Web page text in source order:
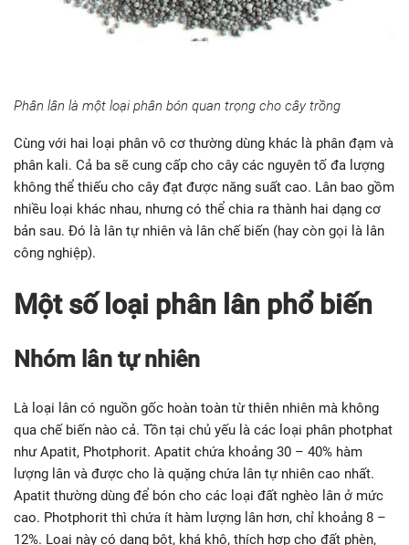
Phân lân là một loại phân bón quan trọng cho cây trồng
Cùng với hai loại phân vô cơ thường dùng khác là phân đạm và
phân kali. Cả ba sẽ cung cấp cho cây các nguyên tố đa lượng
không thể thiếu cho cây đạt được năng suất cao. Lân bao gồm
nhiều loại khác nhau, nhưng có thể chia ra thành hai dạng cơ
bản sau. Đó là lân tự nhiên và lân chế biến (hay còn gọi là lân
công nghiệp).
Một số loại phân lân phổ biến
Nhóm lân tự nhiên
Là loại lân có nguồn gốc hoàn toàn từ thiên nhiên mà không
qua chế biến nào cả. Tồn tại chủ yếu là các loại phân photphat
như Apatit, Photphorit. Apatit chứa khoảng 30 – 40% hàm
lượng lân và được cho là quặng chứa lân tự nhiên cao nhất.
Apatit thường dùng để bón cho các loại đất nghèo lân ở mức
cao. Photphorit thì chứa ít hàm lượng lân hơn, chỉ khoảng 8 –
12%. Loại này có dạng bột, khá khô, thích hợp cho đất phèn,